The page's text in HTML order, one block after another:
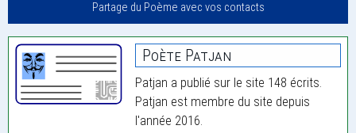
Partage du Poème avec vos contacts
Poète Patjan
Patjan a publié sur le site 148 écrits.
Patjan est membre du site depuis
l'année 2016.